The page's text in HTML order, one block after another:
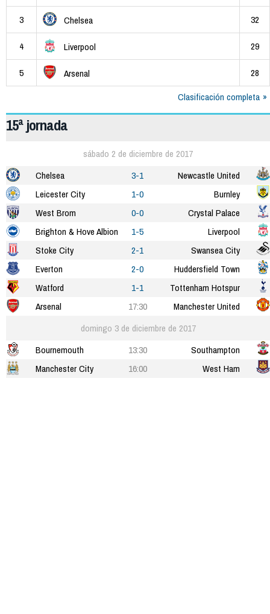
3 Chelsea 32
4 Liverpool 29
5 Arsenal
28
Clasificación completa
15ª jornada
sábado 2 de diciembre de 2017
Chelsea
3-1
Newcastle United
Leicester City
1-0
Burnley
West Brom
0-0
Crystal Palace
Brighton & Hove Albion
1-5
Liverpool
Stoke City
2-1
Swansea City
Everton
2-0
Huddersfield Town
Watford
1-1
Tottenham Hotspur
Arsenal
17:30
Manchester United
domingo 3 de diciembre de 2017
Bournemouth
13:30
Southampton
Manchester City
16:00 West Ham